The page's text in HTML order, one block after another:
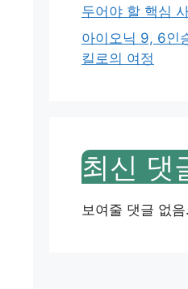
두어야 할 핵심
아이오닉 9, 6인
킬로의 여정
최신 댓
보여줄 댓글 없음.